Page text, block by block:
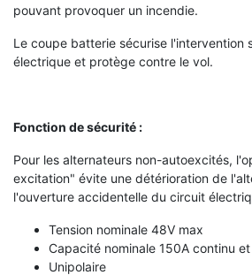
pouvant provoquer un incendie.
Le coupe batterie sécurise l'intervention
électrique et protège contre le vol.
Fonction de sécurité :
Pour les alternateurs non-autoexcités,
excitation" évite une détérioration de
l'ouverture accidentelle du circuit
Tension nominale 48V max
Capacité nominale 150A continu
Unipolaire